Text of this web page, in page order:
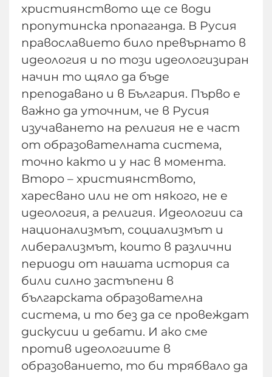
християнството ще се води
пропутинска пропаганда. В Русия
православието било превърнато в
идеология и по този идеологизиран
начин то щяло да бъде
преподавано и в България. Първо е
важно да уточним, че в Русия
изучаването на религия не е част
от образователната система,
точно както и у нас в момента.
Второ – християнството,
харесвано или не от някого, не е
идеология, а религия. Идеологии са
национализмът, социализмът и
либерализмът, които в различни
периоди от нашата история са
били силно застъпени в
българската образователна
система, и то без да се провеждат
дискусии и дебати. И ако сме
против идеологиите в
образованието, то би трябвало да